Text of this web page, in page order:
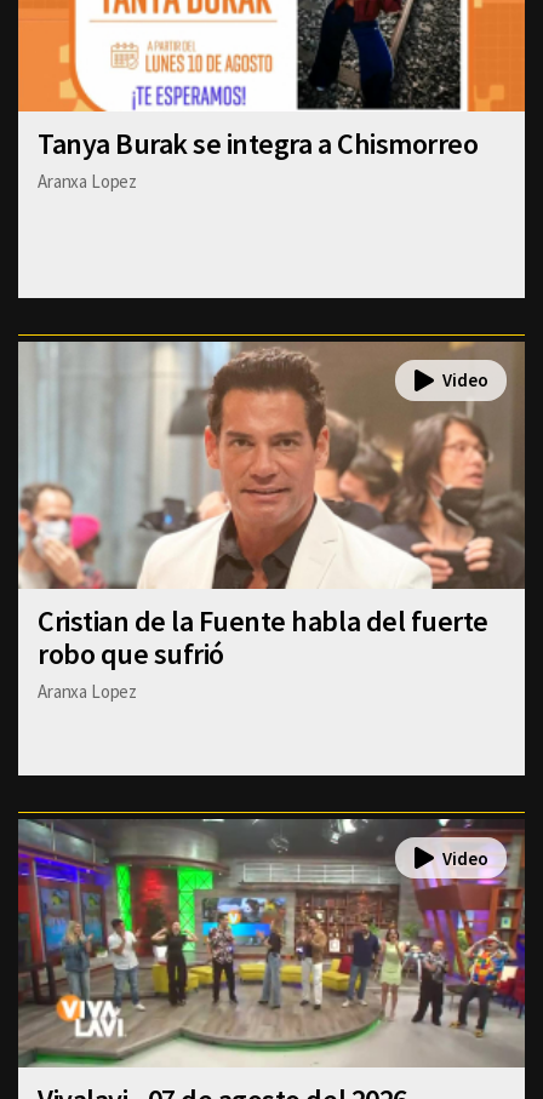
Tanya Burak se integra a Chismorreo
Aranxa Lopez
Cristian de la Fuente habla del fuerte
robo que sufrió
Aranxa Lopez